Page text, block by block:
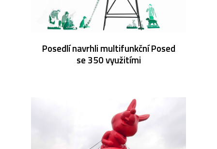
Posedlí navrhli multifunkční Posed
se 350 využitími